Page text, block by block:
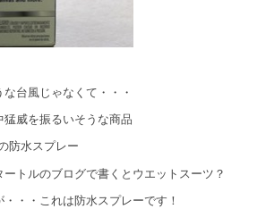
台風じゃなくて・・・
威を振るいそうな商品
防水スプレー
トルのブログで書くとウエットスーツ？
・・これは防水スプレーです！